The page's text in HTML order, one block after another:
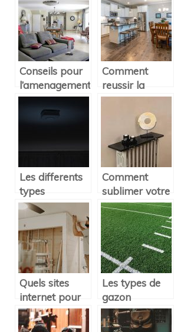
qualité ?
astuces de
mamie
Conseils pour
l’amenagement
du salon
Comment
reussir la
decoration de
sa cuisine?
Les differents
types
d’alarmes
incendie
Comment
sublimer votre
interieur avec
les tablettes
pour radiateur
?
Quels sites
internet pour
vous aider a
bricoler
Les types de
gazon
synthetique a
connaitre